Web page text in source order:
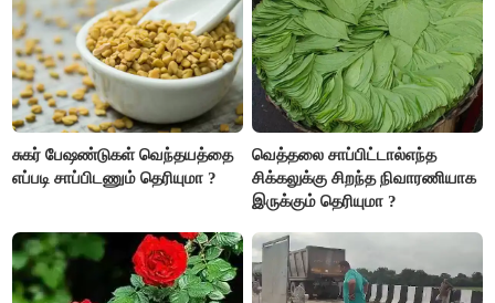
சுகர் பேஷண்டுகள் வெந்தயத்தை
எப்படி சாப்பிடணும் தெரியுமா ?
வெத்தலை சாப்பிட்டால்எந்த
சிக்கலுக்கு சிறந்த நிவாரணியாக
இருக்கும் தெரியுமா ?